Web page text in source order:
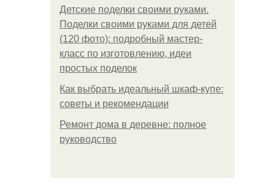
Детские поделки своими руками.
Поделки своими руками для детей
(120 фото): подробный мастер-
класс по изготовлению, идеи
простых поделок
Как выбрать идеальный шкаф-купе:
советы и рекомендации
Ремонт дома в деревне: полное
руководство